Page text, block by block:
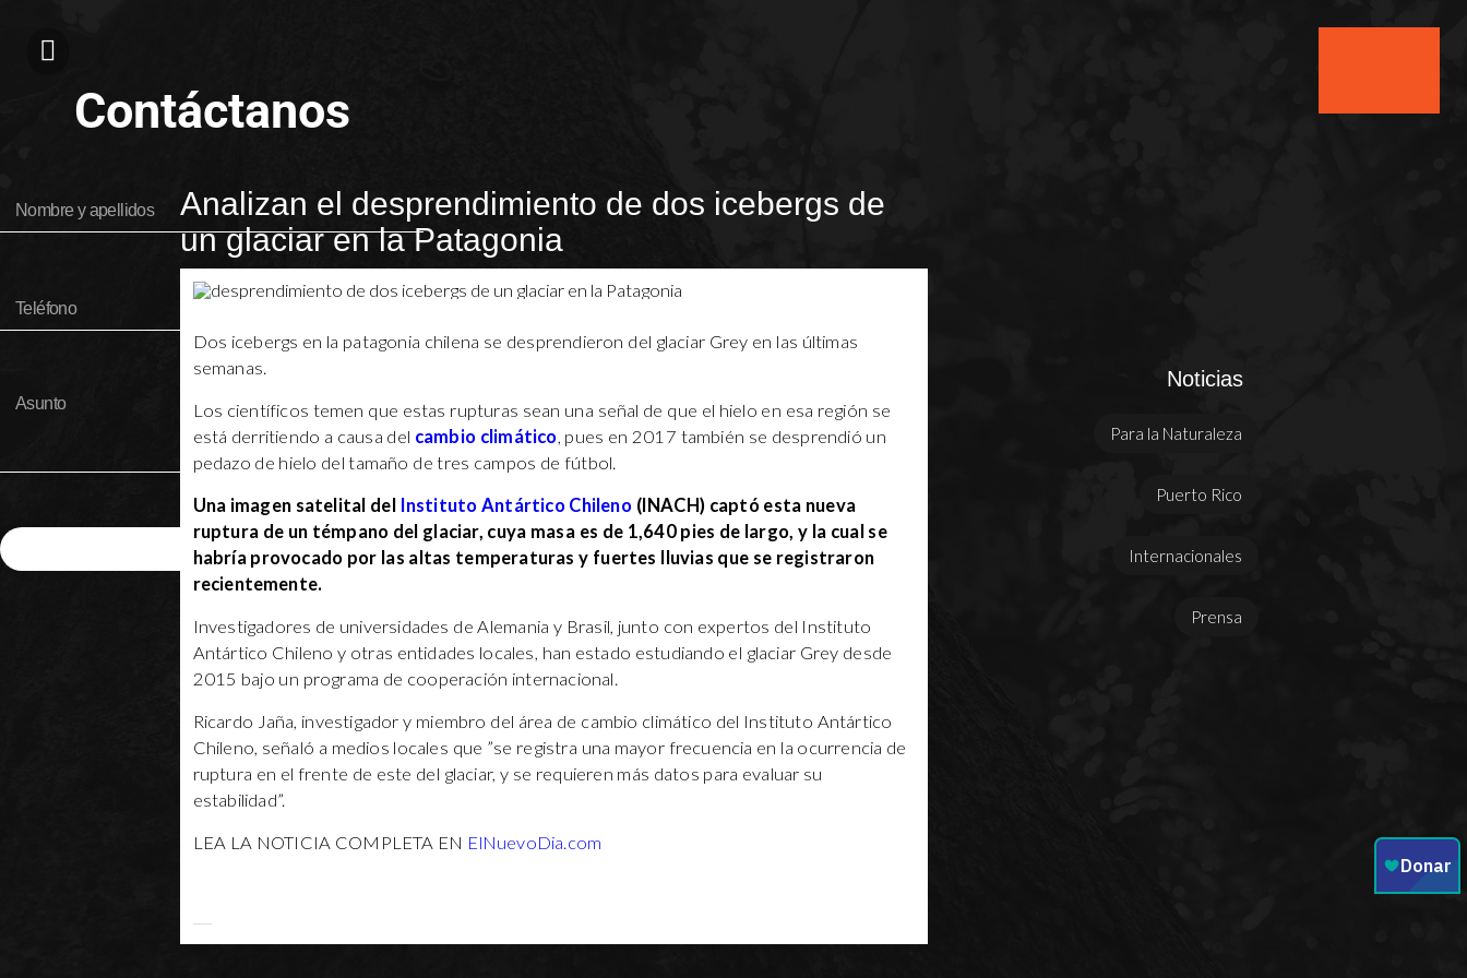
Analizan el desprendimiento de dos icebergs de
un glaciar en la Patagonia
Dos icebergs en la patagonia chilena se desprendieron del glaciar Grey en las últimas
semanas.
Los científicos temen que estas rupturas sean una señal de que el hielo en esa región se
está derritiendo a causa del cambio climático, pues en 2017 también se desprendió un
pedazo de hielo del tamaño de tres campos de fútbol.
Una imagen satelital del
Instituto Antártico Chileno (INACH) captó esta nueva
ruptura de un témpano del glaciar, cuya masa es de 1,640 pies de largo, y la cual se
habría provocado por las altas temperaturas y fuertes lluvias que se registraron
recientemente.
Investigadores de universidades de Alemania y Brasil, junto con expertos del Instituto
Antártico Chileno y otras entidades locales, han estado estudiando el glaciar Grey desde
2015 bajo un programa de cooperación internacional.
Ricardo Jaña, investigador y miembro del área de cambio climático del Instituto Antártico
Chileno, señaló a medios locales que ”se registra una mayor frecuencia en la ocurrencia de
ruptura en el frente de este del glaciar, y se requieren más datos para evaluar su
estabilidad”.
LEA LA NOTICIA COMPLETA EN ElNuevoDia.com
Noticias
Para la Naturaleza
Puerto Rico
Internacionales
Prensa
Contáctanos
Enviar